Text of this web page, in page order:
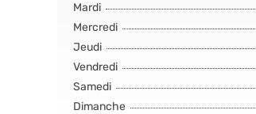
Mardi
Mercredi
Jeudi
Vendredi
Samedi
Dimanche